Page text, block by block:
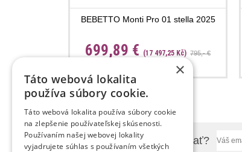
BEBETTO Monti Pro 01 stella 2025
699,89 € (17 497,25 Kč) 795,- €
Chcete sa nás niečo spýtať?
×
Táto webová lokalita
používa súbory cookie.
Táto webová lokalita používa súbory cookie
na zlepšenie používateľskej skúsenosti.
Používaním našej webovej lokality
vyjadrujete súhlas s používaním všetkých